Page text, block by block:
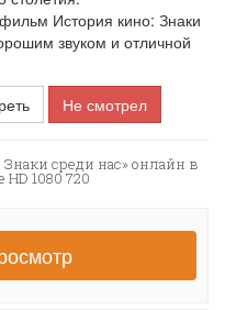
История кино: Знаки
звуком и отличной
Не смотрел
среди нас» онлайн в
1080 720